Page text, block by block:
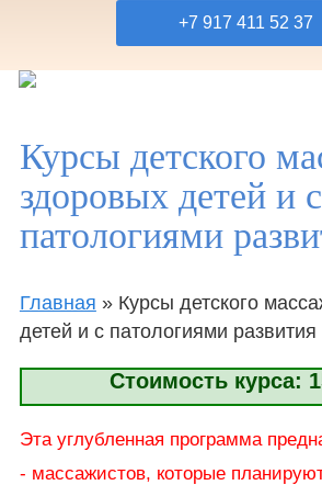
+7 917 411 52 37
Главная
Расписание и цены
Фото с уроков
Отзывы
Видеоуроки
Истории наших учеников
Курсы детского
здоровых детей и с
патологиями
Главная » Курсы детского
детей и с патологиями развития
Стоимость курса:
Эта углубленная программа
- массажистов, которые